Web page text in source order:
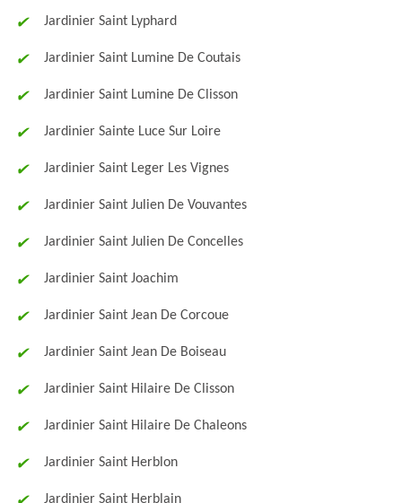
Jardinier Saint Lyphard
Jardinier Saint Lumine De Coutais
Jardinier Saint Lumine De Clisson
Jardinier Sainte Luce Sur Loire
Jardinier Saint Leger Les Vignes
Jardinier Saint Julien De Vouvantes
Jardinier Saint Julien De Concelles
Jardinier Saint Joachim
Jardinier Saint Jean De Corcoue
Jardinier Saint Jean De Boiseau
Jardinier Saint Hilaire De Clisson
Jardinier Saint Hilaire De Chaleons
Jardinier Saint Herblon
Jardinier Saint Herblain